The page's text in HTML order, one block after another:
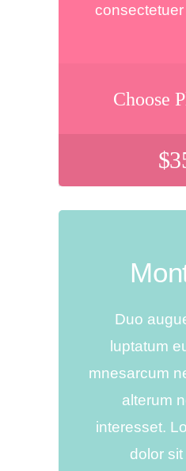
Choose
$
Duo
luptatum
mnesarcum
alterum
interesset.
dolor